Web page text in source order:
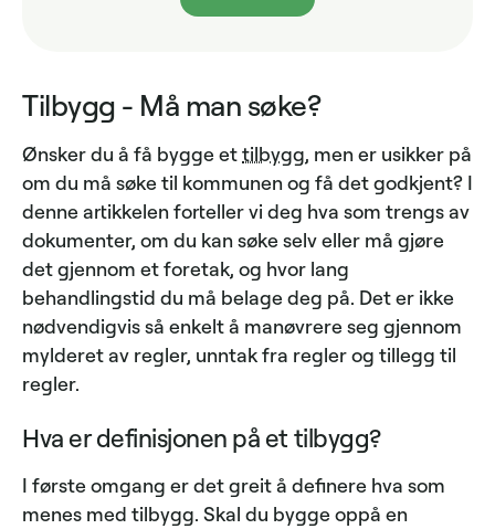
Tilbygg - Må man søke?
Ønsker du å få bygge ettilbygg, men er usikker på
om du må søke til kommunen og få det godkjent? I
denne artikkelen forteller vi deg hva som trengs av
dokumenter, om du kan søke selv eller må gjøre
det gjennom et foretak, og hvor lang
behandlingstid du må belage deg på. Det er ikke
nødvendigvis så enkelt å manøvrere seg gjennom
mylderet av regler, unntak fra regler og tillegg til
regler.
Hva er definisjonen på et tilbygg?
I første omgang er det greit å definere hva som
menes med tilbygg. Skal du bygge oppå en